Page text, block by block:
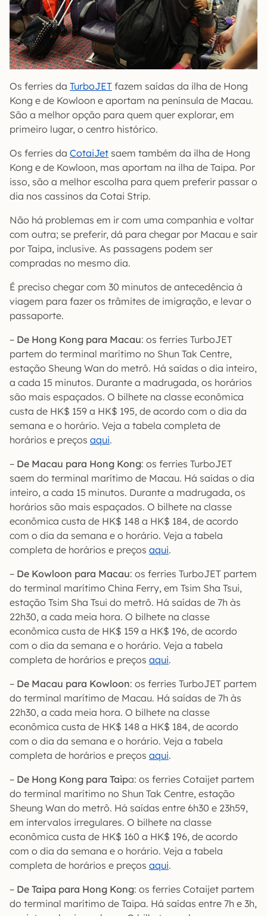
Os ferries da TurboJET fazem saídas da ilha de Hong
Kong e de Kowloon e aportam na península de Macau.
São a melhor opção para quem quer explorar, em
primeiro lugar, o centro histórico.
Os ferries da CotaiJet saem também da ilha de Hong
Kong e de Kowloon, mas aportam na ilha de Taipa. Por
isso, são a melhor escolha para quem preferir passar o
dia nos cassinos da Cotai Strip.
Não há problemas em ir com uma companhia e voltar
com outra; se preferir, dá para chegar por Macau e sair
por Taipa, inclusive. As passagens podem ser
compradas no mesmo dia.
É preciso chegar com 30 minutos de antecedência à
viagem para fazer os trâmites de imigração, e levar o
passaporte.
– De Hong Kong para Macau: os ferries TurboJET
partem do terminal marítimo no Shun Tak Centre,
estação Sheung Wan do metrô. Há saídas o dia inteiro,
a cada 15 minutos. Durante a madrugada, os horários
são mais espaçados. O bilhete na classe econômica
custa de HK$ 159 a HK$ 195, de acordo com o dia da
semana e o horário. Veja a tabela completa de
horários e preços aqui.
– De Macau para Hong Kong: os ferries TurboJET
saem do terminal marítimo de Macau. Há saídas o dia
inteiro, a cada 15 minutos. Durante a madrugada, os
horários são mais espaçados. O bilhete na classe
econômica custa de HK$ 148 a HK$ 184, de acordo
com o dia da semana e o horário. Veja a tabela
completa de horários e preços aqui.
– De Kowloon para Macau: os ferries TurboJET partem
do terminal marítimo China Ferry, em Tsim Sha Tsui,
estação Tsim Sha Tsui do metrô. Há saídas de 7h às
22h30, a cada meia hora. O bilhete na classe
econômica custa de HK$ 159 a HK$ 196, de acordo
com o dia da semana e o horário. Veja a tabela
completa de horários e preços aqui.
– De Macau para Kowloon: os ferries TurboJET partem
do terminal marítimo de Macau. Há saídas de 7h às
22h30, a cada meia hora. O bilhete na classe
econômica custa de HK$ 148 a HK$ 184, de acordo
com o dia da semana e o horário. Veja a tabela
completa de horários e preços aqui.
– De Hong Kong para Taipa: os ferries Cotaijet partem
do terminal marítimo no Shun Tak Centre, estação
Sheung Wan do metrô. Há saídas entre 6h30 e 23h59,
em intervalos irregulares. O bilhete na classe
econômica custa de HK$ 160 a HK$ 196, de acordo
com o dia da semana e o horário. Veja a tabela
completa de horários e preços aqui.
– De Taipa para Hong Kong: os ferries Cotaijet partem
do terminal marítimo de Taipa. Há saídas entre 7h e 3h,